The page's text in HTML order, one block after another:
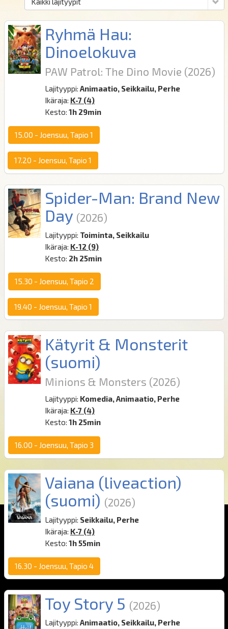
Ryhmä Hau:
Dinoelokuva
PAW Patrol: The Dino Movie (2026)
Lajityyppi: Animaatio, Seikkailu, Perhe
Ikäraja: K-7 (4)
Kesto: 1h 29min
15.00 - Joensuu, Tapio 1
17.20 - Joensuu, Tapio 1
Spider-Man: Brand New
Day (2026)
Lajityyppi: Toiminta, Seikkailu
Ikäraja: K-12 (9)
Kesto: 2h 25min
15.30 - Joensuu, Tapio 2
19.40 - Joensuu, Tapio 1
Kätyrit & Monsterit
(suomi)
Minions & Monsters (2026)
Lajityyppi: Komedia, Animaatio, Perhe
Ikäraja: K-7 (4)
Kesto: 1h 25min
16.00 - Joensuu, Tapio 3
Vaiana (liveaction)
(suomi) (2026)
Lajityyppi: Seikkailu, Perhe
Ikäraja: K-7 (4)
Kesto: 1h 55min
16.30 - Joensuu, Tapio 4
Toy Story 5 (2026)
Lajityyppi: Animaatio, Seikkailu, Perhe